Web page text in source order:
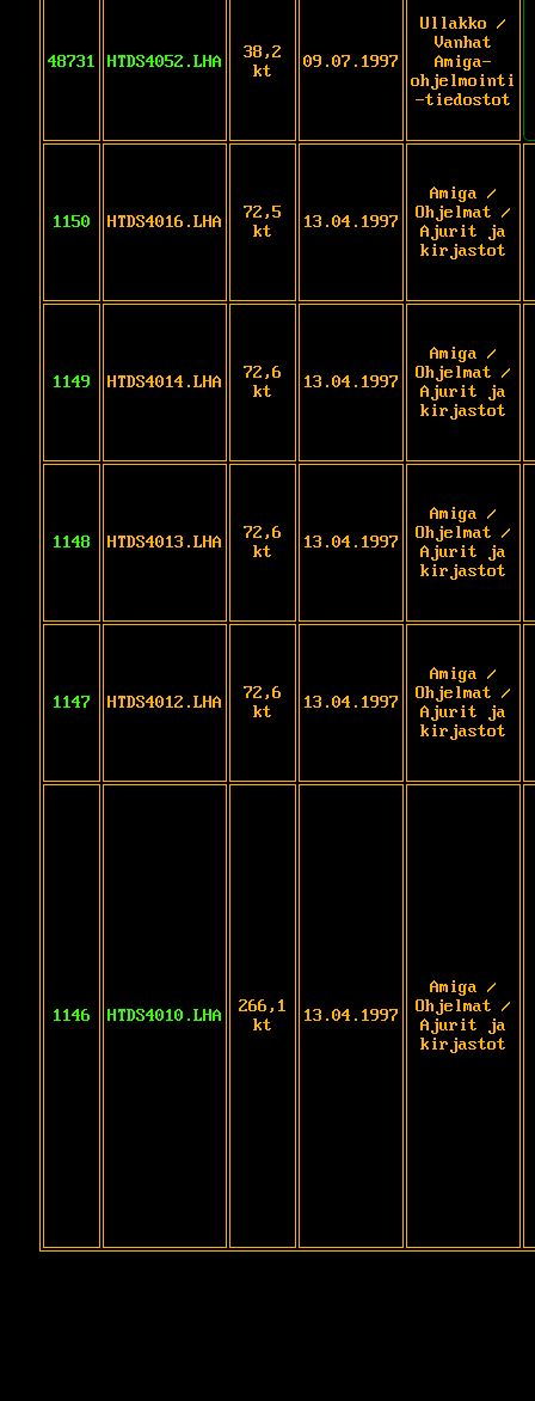
48731 HTDS4052.LHA
38,2
kt
09.07.1997
Ullakko /
Vanhat
Amiga-
ohjelmointi
-tiedostot
1150 HTDS4016.LHA
72,5
kt
13.04.1997
Amiga /
Ohjelmat /
Ajurit ja
kirjastot
1149 HTDS4014.LHA
72,6
kt
13.04.1997
Amiga /
Ohjelmat /
Ajurit ja
kirjastot
1148 HTDS4013.LHA
72,6
kt
13.04.1997
Amiga /
Ohjelmat /
Ajurit ja
kirjastot
1147 HTDS4012.LHA
72,6
kt
13.04.1997
Amiga /
Ohjelmat /
Ajurit ja
kirjastot
1146 HTDS4010.LHA
266,1
kt
13.04.1997
Amiga /
Ohjelmat /
Ajurit ja
kirjastot